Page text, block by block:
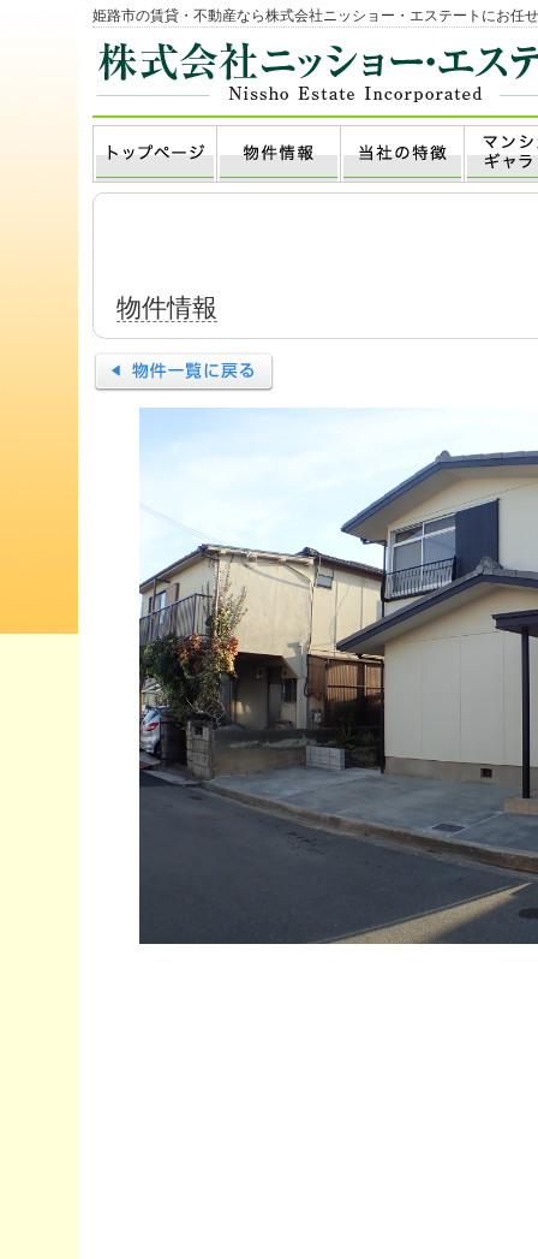
姫路市の賃貸・不動産なら株式会社ニッショー・エステートにお任
物件情報